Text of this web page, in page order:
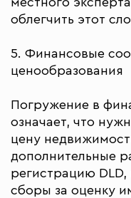
облегчить этот
5. Финансовые
ценообразования
Погружение в
означает, что
цену
дополнительные
регистрацию
сборы за оценку